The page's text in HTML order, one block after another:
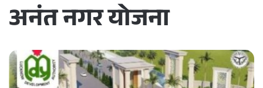
अनंत नगर योजना